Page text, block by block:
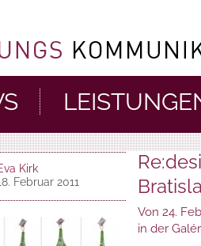
Kirk
Februar 2011
Von 24.
in der